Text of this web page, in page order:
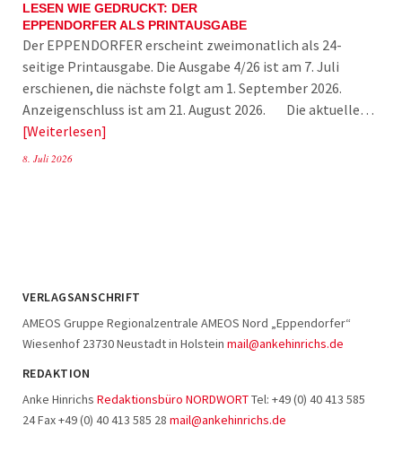
LESEN WIE GEDRUCKT: DER
EPPENDORFER ALS PRINTAUSGABE
Der EPPENDORFER erscheint zweimonatlich als 24-
seitige Printausgabe. Die Ausgabe 4/26 ist am 7. Juli
erschienen, die nächste folgt am 1. September 2026.
Anzeigenschluss ist am 21. August 2026. Die aktuelle…
Weiterlesen
8. Juli 2026
VERLAGSANSCHRIFT
AMEOS Gruppe Regionalzentrale AMEOS Nord „Eppendorfer“
Wiesenhof 23730 Neustadt in Holstein mail@ankehinrichs.de
REDAKTION
Anke Hinrichs Redaktionsbüro NORDWORTTel: +49 (0) 40 413 585
24 Fax +49 (0) 40 413 585 28 mail@ankehinrichs.de